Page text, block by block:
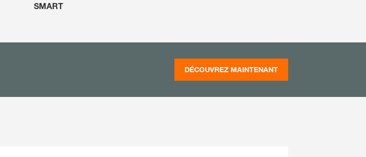
SMART
DÉCOUVREZ MAINTENANT